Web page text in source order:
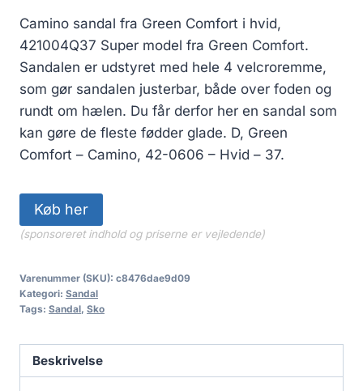
Camino sandal fra Green Comfort i hvid,
421004Q37 Super model fra Green Comfort.
Sandalen er udstyret med hele 4 velcroremme,
som gør sandalen justerbar, både over foden og
rundt om hælen. Du får derfor her en sandal som
kan gøre de fleste fødder glade. D, Green
Comfort – Camino, 42-0606 – Hvid – 37.
Køb her
(sponsoreret indhold og priserne er vejledende)
Varenummer (SKU): c8476dae9d09
Kategori: Sandal
Tags: Sandal, Sko
Beskrivelse